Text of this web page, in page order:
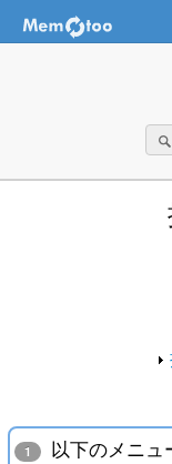
1 以下のメニ